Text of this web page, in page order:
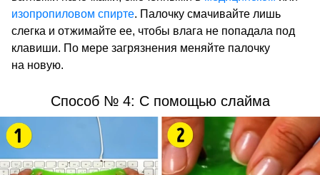
изопропиловом спирте. Палочку смачивайте лишь
слегка и отжимайте ее, чтобы влага не попадала под
клавиши. По мере загрязнения меняйте палочку
на новую.
Способ № 4: С помощью слайма